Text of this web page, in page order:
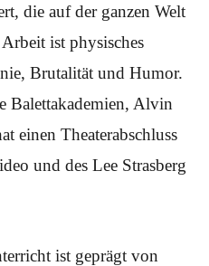
die auf der ganzen Welt
ist physisches
Brutalität und Humor.
Balettakademien, Alvin
einen Theaterabschluss
und des Lee Strasberg
ist geprägt von